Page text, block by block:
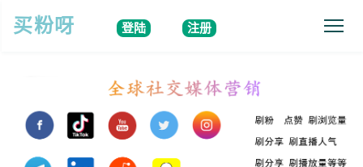
买粉呀 登陆 注册